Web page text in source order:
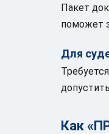
Пакет
поможет
Для
Как